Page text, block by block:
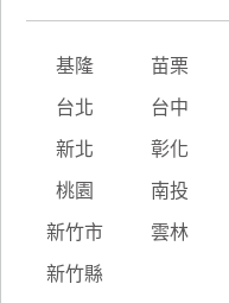
基隆 苗栗
台北 台中
新北 彰化
桃園 南投
新竹市 雲林
新竹縣